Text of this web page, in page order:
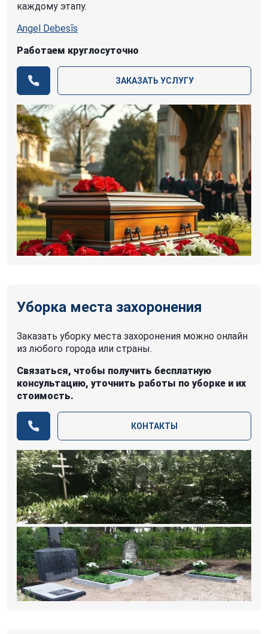
каждому этапу.
Angel Debesīs
Работаем круглосуточно
ЗАКАЗАТЬ УСЛУГУ
Уборка места захоронения
Заказать уборку места захоронения можно онлайн
из любого города или страны.
Связаться, чтобы получить бесплатную
консультацию, уточнить работы по уборке и их
стоимость.
КОНТАКТЫ